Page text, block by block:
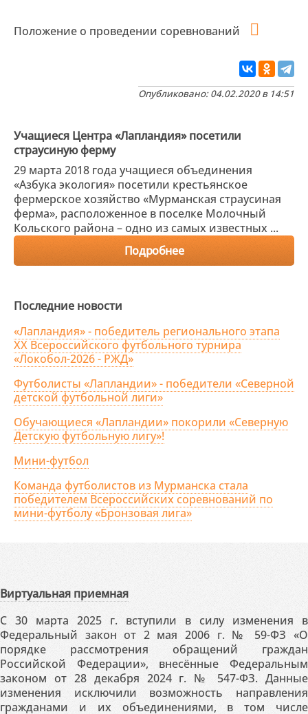
Положение о проведении соревнований
Опубликовано: 04.02.2020 в 14:51
Учащиеся Центра «Лапландия» посетили
страусиную ферму
29 марта 2018 года учащиеся объединения
«Азбука экология» посетили крестьянское
фермерское хозяйство «Мурманская страусиная
ферма», расположенное в поселке Молочный
Кольского района – одно из самых известных ...
Подробнее
Последние новости
«Лапландия» - победитель регионального этапа
XX Всероссийского футбольного турнира
«Локобол-2026 - РЖД»
Футболисты «Лапландии» - победители «Северной
детской футбольной лиги»
Обучающиеся «Лапландии» покорили «Северную
Детскую футбольную лигу»!
Мини-футбол
Команда футболистов из Мурманска стала
победителем Всероссийских соревнований по
мини-футболу «Бронзовая лига»
Виртуальная приемная
С 30 марта 2025 г. вступили в силу изменения в
Федеральный закон от 2 мая 2006 г. № 59-ФЗ «О
порядке рассмотрения обращений граждан
Российской Федерации», внесённые Федеральным
законом от 28 декабря 2024 г. № 547-ФЗ. Данные
изменения исключили возможность направления
гражданами и их объединениями, в том числе